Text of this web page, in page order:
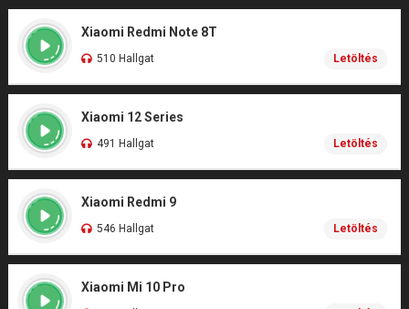
Xiaomi Redmi Note 8T
510 Hallgat Letöltés
Xiaomi 12 Series
491 Hallgat Letöltés
Xiaomi Redmi 9
546 Hallgat Letöltés
Xiaomi Mi 10 Pro